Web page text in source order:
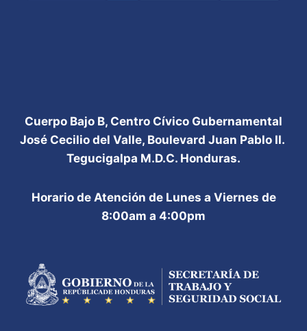
Cuerpo Bajo B, Centro Cívico Gubernamental
José Cecilio del Valle, Boulevard Juan Pablo II.
Tegucigalpa M.D.C. Honduras.
Horario de Atención de Lunes a Viernes de
8:00am a 4:00pm